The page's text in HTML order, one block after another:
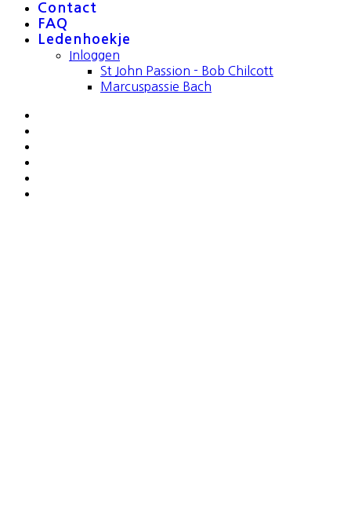
Contact
FAQ
Ledenhoekje
Inloggen
St John Passion - Bob Chilcott
Marcuspassie Bach